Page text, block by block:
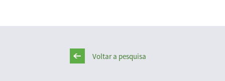
Voltar a pesquisa